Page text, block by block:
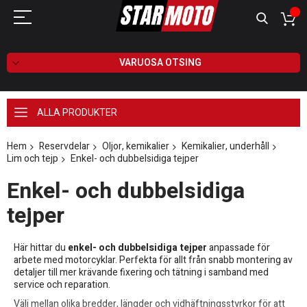
VARUOSA OTSING
ALLA PRODUKTER
Hem Reservdelar Oljor, kemikalier
Kemikalier, underhåll
Lim och tejp
Enkel- och dubbelsidiga tejper
Enkel- och dubbelsidiga
tejper
Här hittar du enkel- och dubbelsidiga tejperanpassade för
arbete med motorcyklar. Perfekta för allt från snabb montering av
detaljer till mer krävande fixering och tätning i samband med
service och reparation.
Välj mellan olika bredder, längder och vidhäftningsstyrkor för att